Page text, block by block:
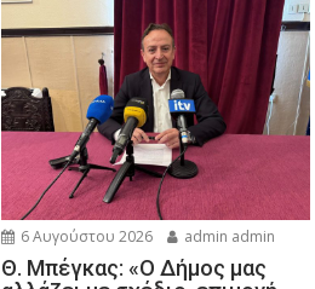
6 Αυγούστου 2026 admin admin
Θ. Μπέγκας: «Ο Δήμος μας